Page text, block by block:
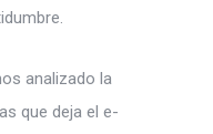
analizado la
que deja el e-